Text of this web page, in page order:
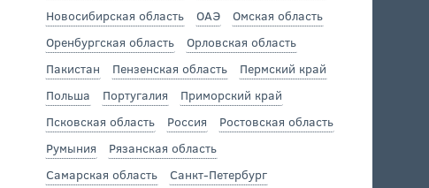
Новосибирская область
ОАЭ
Омская область
Оренбургская область
Орловская область
Пакистан
Пензенская область
Пермский край
Польша
Португалия
Приморский край
Псковская область
Россия
Ростовская область
Румыния
Рязанская область
Самарская область
Санкт-Петербург